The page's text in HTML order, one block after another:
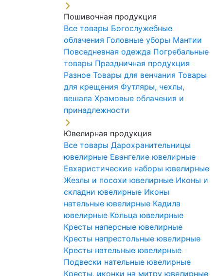
Пошивочная продукция
Все товары Богослужебные
облачения Головные уборы Мантии
Повседневная одежда Погребальные
товары Праздничная продукция
Разное Товары для венчания Товары
для крещения Футляры, чехлы,
вешала Храмовые облачения и
принадлежности
Ювелирная продукция
Все товары Дарохранительницы
ювелирные Евангелие ювелирные
Евхаристические наборы ювелирные
Жезлы и посохи ювелирные Иконы и
складни ювелирные Иконы
нательные ювелирные Кадила
ювелирные Кольца ювелирные
Кресты наперсные ювелирные
Кресты напрестольные ювелирные
Кресты нательные ювелирные
Подвески нательные ювелирные
Кресты, иконки на митру ювелирные